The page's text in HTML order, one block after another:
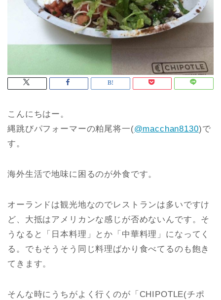
こんにちはー。
縄跳びパフォーマーの粕尾将一(@macchan8130)で
す。
海外生活で地味に困るのが外食です。
オーランドは観光地なのでレストランは多いですけ
ど、大抵はアメリカンな感じが否めないんです。そ
うなると「日本料理」とか「中華料理」になってく
る。でもそうそう同じ料理ばかり食べてるのも飽き
てきます。
そんな時にうちがよく行くのが「CHIPOTLE(チポ